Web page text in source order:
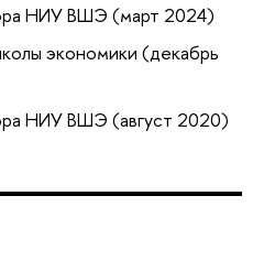
НИУ ВШЭ (март 2024)
экономики (декабрь
НИУ ВШЭ (август 2020)